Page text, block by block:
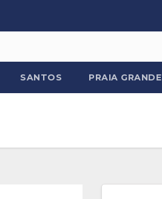
SANTOS PRAIA GRANDE